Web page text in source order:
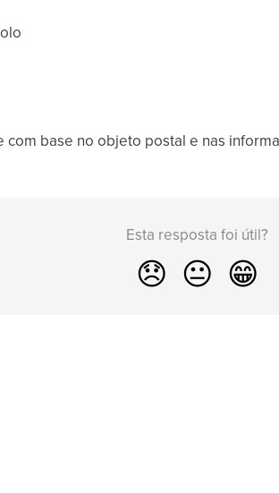
com base no objeto postal e nas
Esta resposta foi útil?
😞 😐 😁